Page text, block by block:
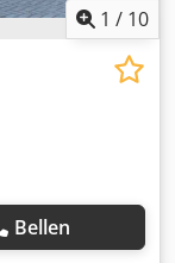
1 / 10
Bellen